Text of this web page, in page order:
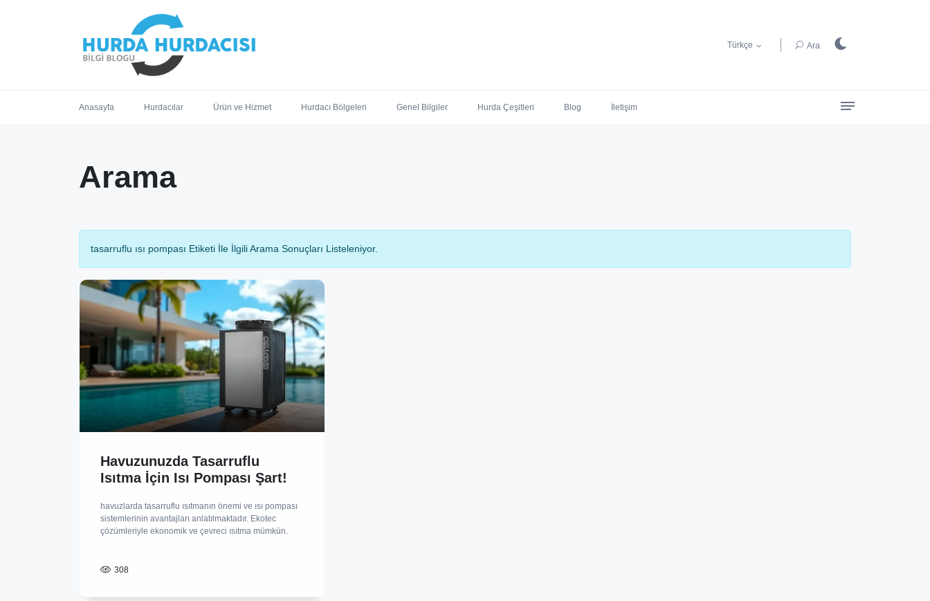
Türkçe Ara
Anasayfa Hurdacılar Ürün ve Hizmet Hurdacı Bölgeleri Genel Bilgiler Hurda Çeşitleri Blog İletişim
Arama
tasarruflu ısı pompası Etiketi İle İlgili Arama Sonuçları Listeleniyor.
Havuzunuzda Tasarruflu
Isıtma İçin Isı Pompası Şart!
havuzlarda tasarruflu ısıtmanın önemi ve ısı pompası
sistemlerinin avantajları anlatılmaktadır. Ekotec
çözümleriyle ekonomik ve çevreci ısıtma mümkün.
308